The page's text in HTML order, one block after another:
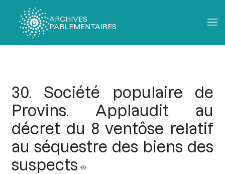
ARCHIVES
PARLEMENTAIRES
30. Société populaire de
Provins. Applaudit au
décret du 8 ventôse relatif
au séquestre des biens des
suspects